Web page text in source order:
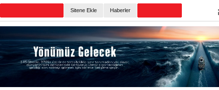
Sitene Ekle Haberler